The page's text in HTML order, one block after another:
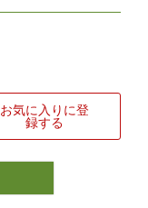
お気に入りに登
録する